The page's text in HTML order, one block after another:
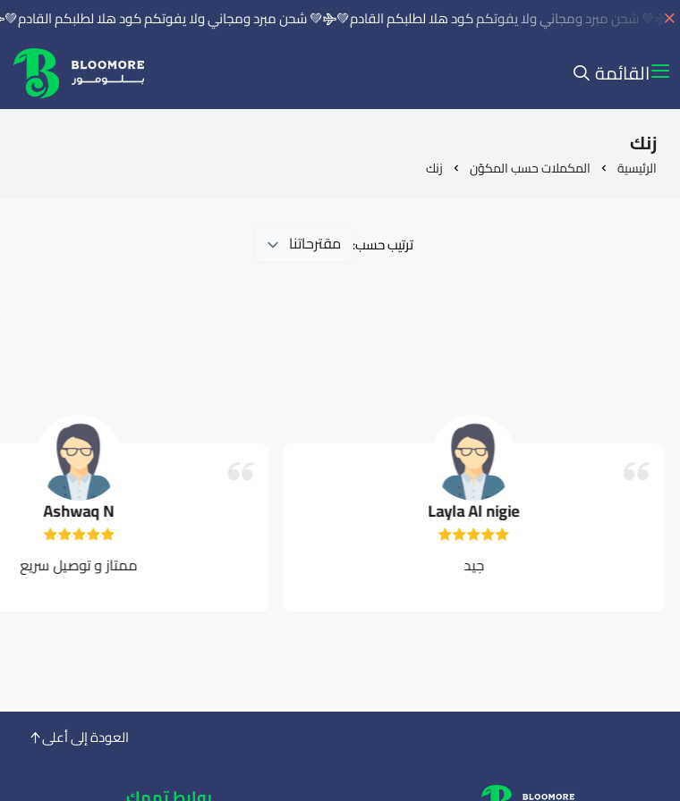
💚 شحن مبرد ومجاني ولا يفوتكم كود هلا لطلبكم القادم💚 💚 شحن مبرد ومجاني ولا يفوتكم كود هلا لطلبكم القادم💚
القائمة بلومور | BLOOMORE
زنك
الرئيسية المكملات حسب المكوّن زنك
ترتيب حسب:
Layla Al nigie
جيد
Ashwaq N
ممتاز و توصيل سريع
العودة إلى أعلى